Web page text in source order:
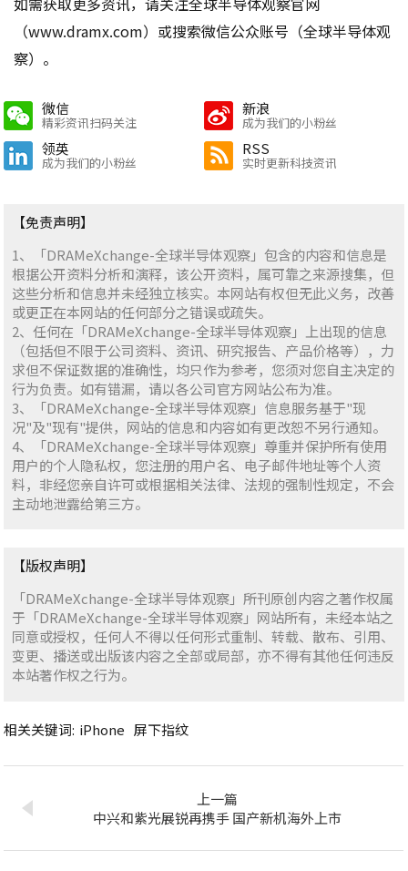
（www.dramx.com）或搜索微信公众账号（全球半导体观
察）。
微信
精彩资讯扫码关注
新浪
成为我们的小粉丝
领英
成为我们的小粉丝
RSS
实时更新科技资讯
【免责声明】
1、「DRAMeXchange-全球半导体观察」包含的内容和信息是
根据公开资料分析和演释，该公开资料，属可靠之来源搜集，但
这些分析和信息并未经独立核实。本网站有权但无此义务，改善
或更正在本网站的任何部分之错误或疏失。
2、任何在「DRAMeXchange-全球半导体观察」上出现的信息
（包括但不限于公司资料、资讯、研究报告、产品价格等），力
求但不保证数据的准确性，均只作为参考，您须对您自主决定的
行为负责。如有错漏，请以各公司官方网站公布为准。
3、「DRAMeXchange-全球半导体观察」信息服务基于"现
况"及"现有"提供，网站的信息和内容如有更改恕不另行通知。
4、「DRAMeXchange-全球半导体观察」尊重并保护所有使用
用户的个人隐私权，您注册的用户名、电子邮件地址等个人资
料，非经您亲自许可或根据相关法律、法规的强制性规定，不会
主动地泄露给第三方。
【版权声明】
「DRAMeXchange-全球半导体观察」所刊原创内容之著作权属
于「DRAMeXchange-全球半导体观察」网站所有，未经本站之
同意或授权，任何人不得以任何形式重制、转载、散布、引用、
变更、播送或出版该内容之全部或局部，亦不得有其他任何违反
本站著作权之行为。
相关关键词: iPhone 屏下指纹
上一篇
中兴和紫光展锐再携手 国产新机海外上市